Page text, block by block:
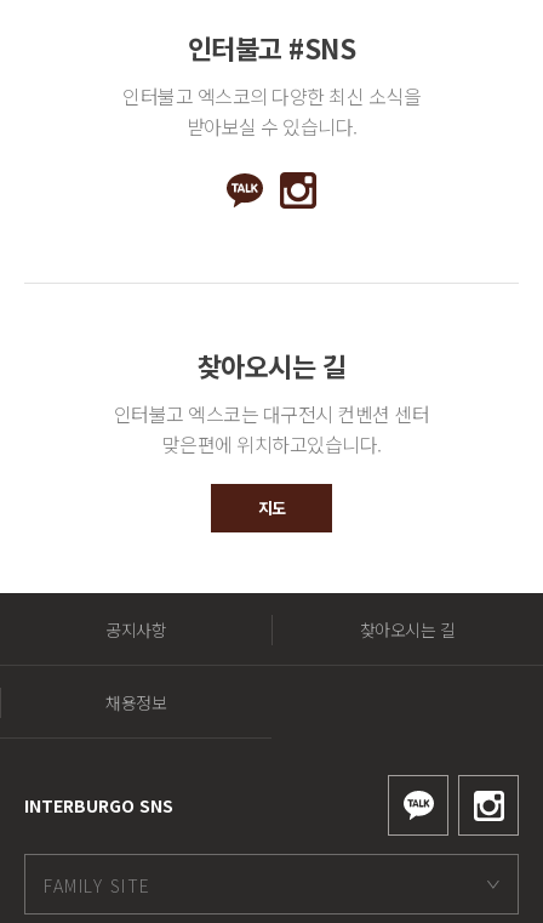
인터불고 #SNS
인터불고 엑스코의 다양한 최신 소식을
받아보실 수 있습니다.
찾아오시는 길
인터불고 엑스코는 대구전시 컨벤션 센터
맞은편에 위치하고있습니다.
지도
공지사항 찾아오시는 길
채용정보
INTERBURGO SNS
FAMILY SITE